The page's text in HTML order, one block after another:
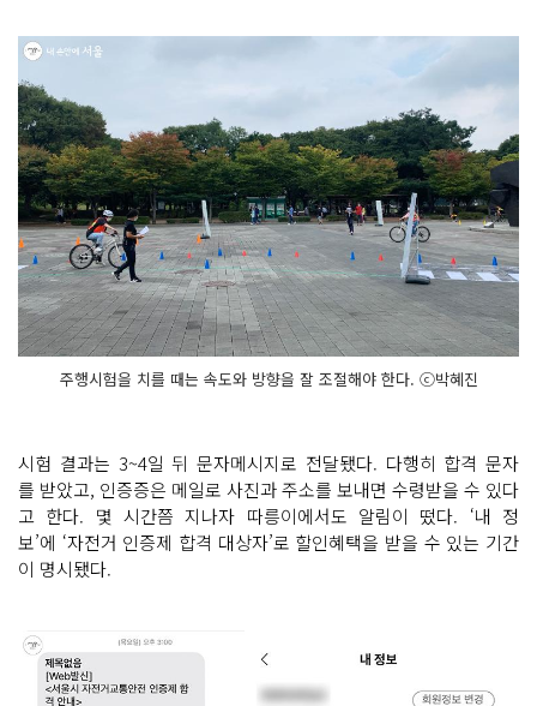
주행시험을 치를 때는 속도와 방향을 잘 조절해야 한다. ⓒ박혜진
시험 결과는 3~4일 뒤 문자메시지로 전달됐다. 다행히 합격 문자
를 받았고, 인증증은 메일로 사진과 주소를 보내면 수령받을 수 있다
고 한다. 몇 시간쯤 지나자 따릉이에서도 알림이 떴다. ‘내 정
보’에 ‘자전거 인증제 합격 대상자’로 할인혜택을 받을 수 있는 기간
이 명시됐다.